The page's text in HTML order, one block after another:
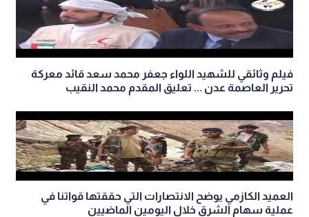
فيلم وثائقي للشهيد اللواء جعفر محمد سعد قائد معركة
تحرير العاصمة عدن ... تعليق المقدم محمد النقيب
العميد الكازمي يوضح الانتصارات التي حققتها قواتنا في
عملية سهام الشرق خلال اليومين الماضيين